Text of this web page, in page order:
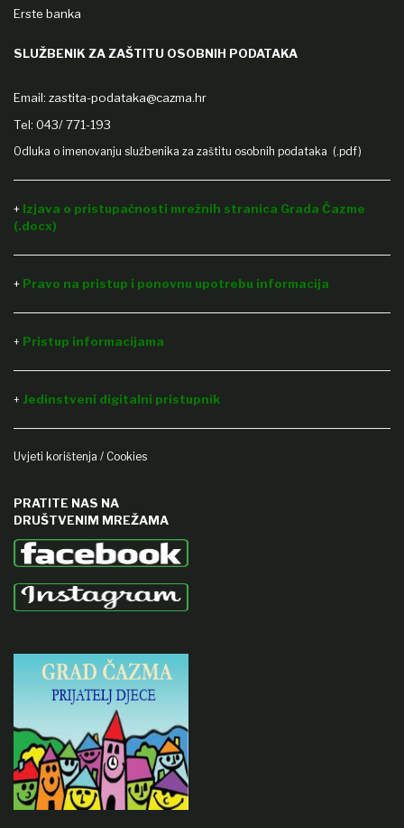
Erste banka
SLUŽBENIK ZA ZAŠTITU OSOBNIH PODATAKA
Email: zastita-podataka@cazma.hr
Tel: 043/ 771-193
Odluka o imenovanju službenika za zaštitu osobnih podataka (.pdf)
+ Izjava o pristupačnosti mrežnih stranica Grada Čazme
(.docx)
+ Pravo na pristup i ponovnu upotrebu informacija
+ Pristup informacijama
+ Jedinstveni digitalni pristupnik
Uvjeti korištenja / Cookies
PRATITE NAS NA
DRUŠTVENIM MREŽAMA